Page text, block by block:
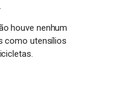
houve nenhum
como utensílios